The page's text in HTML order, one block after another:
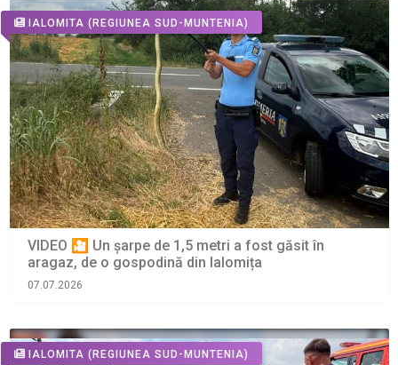
IALOMITA (REGIUNEA SUD-MUNTENIA)
VIDEO 🎦 Un șarpe de 1,5 metri a fost găsit în
aragaz, de o gospodină din Ialomița
07.07.2026
IALOMITA (REGIUNEA SUD-MUNTENIA)